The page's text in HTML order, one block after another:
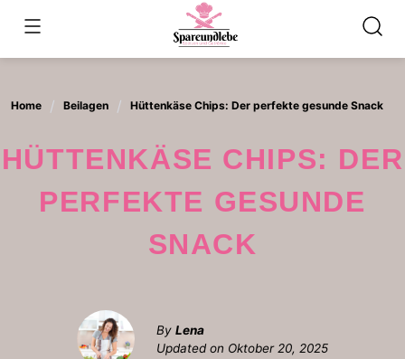
content
Home Beilagen Hüttenkäse Chips: Der perfekte gesunde Snack
HÜTTENKÄSE CHIPS: DER
PERFEKTE GESUNDE
SNACK
By Lena
Updated on Oktober 20, 2025